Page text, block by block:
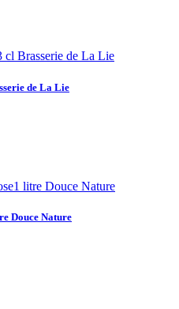
de La Lie
Douce Nature